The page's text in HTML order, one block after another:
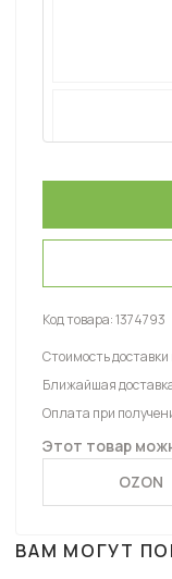
Код товара:1374793
Стоимость
Ближайшая
Оплата при
Этот товар
OZON
ВАМ МОГУТ